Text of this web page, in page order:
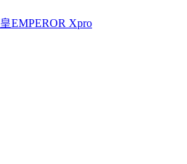
EMPEROR Xpro